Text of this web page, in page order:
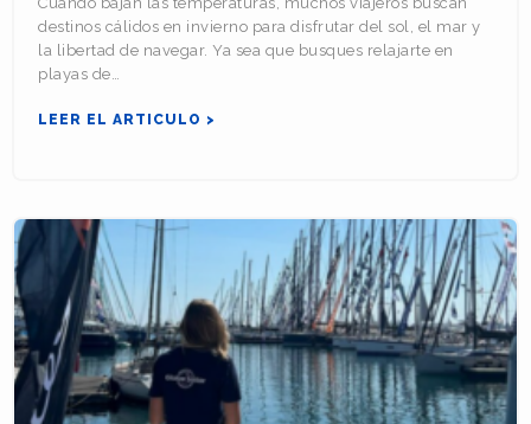
destinos cálidos en invierno para disfrutar del sol, el mar y
la libertad de navegar. Ya sea que busques relajarte en
playas de…
LEER EL ARTICULO >